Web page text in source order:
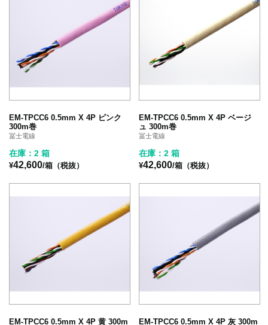
EM-TPCC6 0.5mm X 4P ピンク
300m巻
冨士電線
在庫：2 箱
¥42,600/箱（税抜）
EM-TPCC6 0.5mm X 4P ベージ
ュ 300m巻
冨士電線
在庫：2 箱
¥42,600/箱（税抜）
EM-TPCC6 0.5mm X 4P 黄 300m
EM-TPCC6 0.5mm X 4P 灰 300m